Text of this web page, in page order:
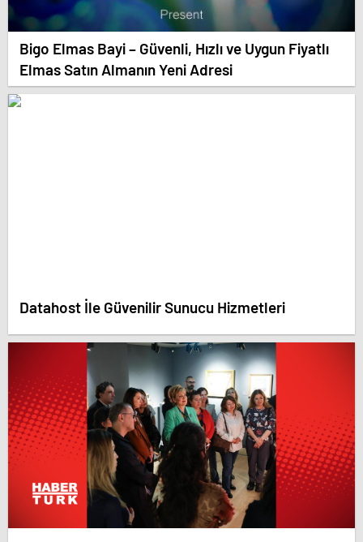
Bigo Elmas Bayi – Güvenli, Hızlı ve Uygun Fiyatlı
Elmas Satın Almanın Yeni Adresi
Datahost İle Güvenilir Sunucu Hizmetleri